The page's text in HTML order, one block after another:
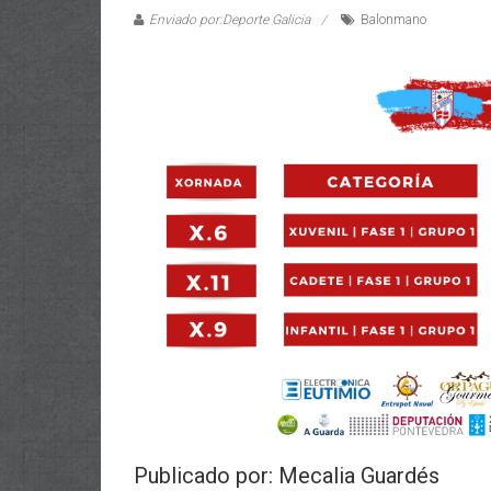
Enviado por:Deporte Galicia Balonmano
Publicado por: Mecalia Guardés